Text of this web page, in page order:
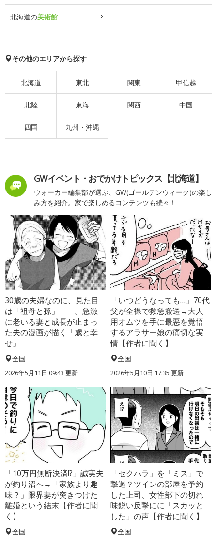
北海道の美術館
その他のエリアから探す
北海道 東北 関東 甲信越
北陸 東海 関西 中国
四国 九州・沖縄
GWイベント・おでかけトピックス【北海道】
ウォーカー編集部が選ぶ、GW(ゴールデンウィーク)の楽し
み方を紹介。家で楽しめるコンテンツも続々！
30歳の夫婦なのに、見た目
は「祖母と孫」――。急激
に老いる妻と成長が止まっ
た夫の漫画が描く「歳と幸
せ」
全国
2026年5月11日 09:43 更新
「いつどうなっても…」70代
父が全裸で救急搬送→大人
用オムツを手に最悪を覚悟
するアラサー娘の痛切な実
情【作者に聞く】
全国
2026年5月10日 17:35 更新
「10万円無断決済!?」誠実夫
が釣り沼へ→「家族より趣
味？」限界妻が突きつけた
離婚という結末【作者に聞
く】
全国
「セクハラ」を「ミス」で
撃退？ツインの部屋を予約
した上司、女性部下の切れ
味鋭い反撃にに「スカッと
した」の声【作者に聞く】
全国